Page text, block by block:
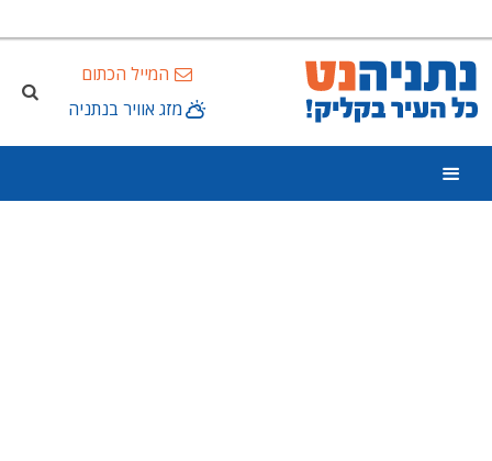
המייל הכתום
מזג אוויר בנתניה